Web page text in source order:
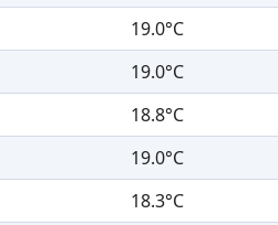
19.0°C
19.0°C
18.8°C
19.0°C
18.3°C